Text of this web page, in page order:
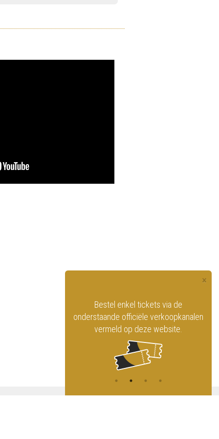
×
Bestel enkel tickets via de
onderstaande officiële verkoopkanalen
vermeld op deze website.